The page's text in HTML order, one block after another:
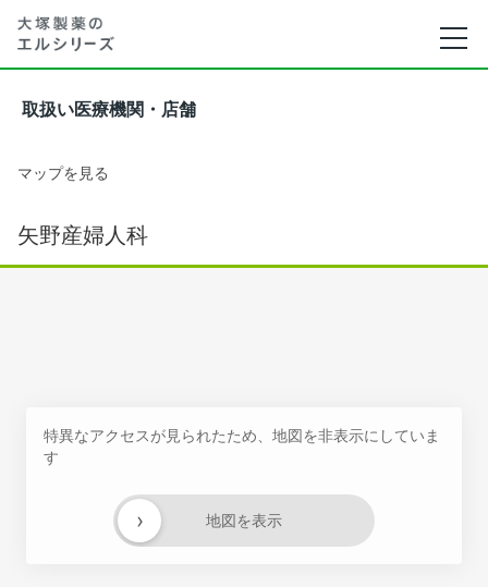
取扱い医療機関・店舗
マップを見る
矢野産婦人科
特異なアクセスが見られたため、地図を非表示にしていま
す
地図を表示
›